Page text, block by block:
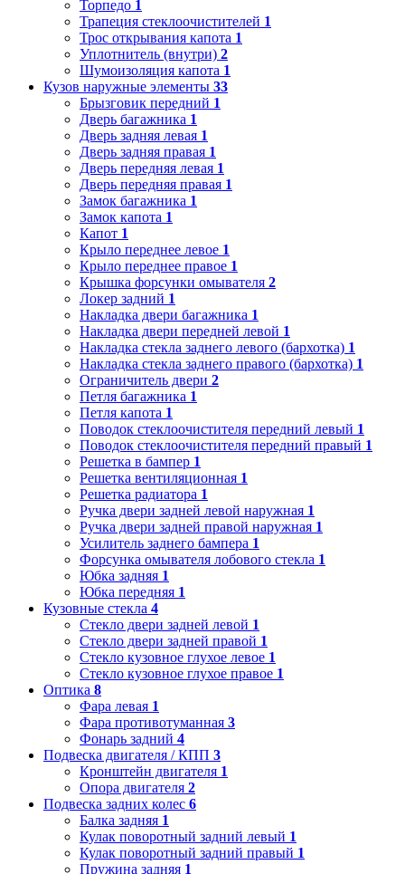
Торпедо 1
Трапеция стеклоочистителей 1
Трос открывания капота 1
Уплотнитель (внутри) 2
Шумоизоляция капота 1
Кузов наружные элементы 33
Брызговик передний 1
Дверь багажника 1
Дверь задняя левая 1
Дверь задняя правая 1
Дверь передняя левая 1
Дверь передняя правая 1
Замок багажника 1
Замок капота 1
Капот 1
Крыло переднее левое 1
Крыло переднее правое 1
Крышка форсунки омывателя 2
Локер задний 1
Накладка двери багажника 1
Накладка двери передней левой 1
Накладка стекла заднего левого (бархотка) 1
Накладка стекла заднего правого (бархотка) 1
Ограничитель двери 2
Петля багажника 1
Петля капота 1
Поводок стеклоочистителя передний левый 1
Поводок стеклоочистителя передний правый 1
Решетка в бампер 1
Решетка вентиляционная 1
Решетка радиатора 1
Ручка двери задней левой наружная 1
Ручка двери задней правой наружная 1
Усилитель заднего бампера 1
Форсунка омывателя лобового стекла 1
Юбка задняя 1
Юбка передняя 1
Кузовные стекла 4
Стекло двери задней левой 1
Стекло двери задней правой 1
Стекло кузовное глухое левое 1
Стекло кузовное глухое правое 1
Оптика 8
Фара левая 1
Фара противотуманная 3
Фонарь задний 4
Подвеска двигателя / КПП 3
Кронштейн двигателя 1
Опора двигателя 2
Подвеска задних колес 6
Балка задняя 1
Кулак поворотный задний левый 1
Кулак поворотный задний правый 1
Пружина задняя 1